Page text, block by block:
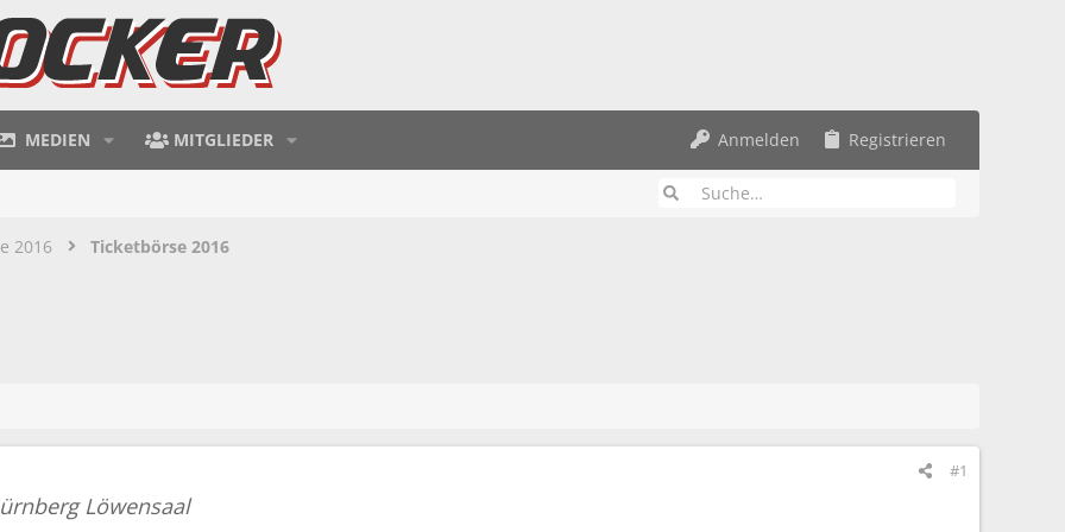
MEDIEN MITGLIEDER Anmelden Registrieren
2016 Ticketbörse 2016
#1
Löwensaal